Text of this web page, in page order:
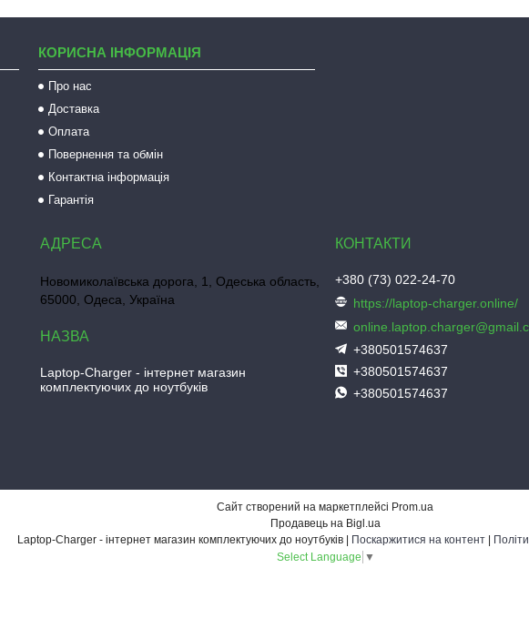
КОРИСНА ІНФОРМАЦІЯ
Про нас
Доставка
Оплата
Повернення та обмін
Контактна інформація
Гарантія
Новомиколаївська дорога, 1, Одеська область,
65000, Одеса, Україна
Laptop-Charger - інтернет магазин
комплектуючих до ноутбуків
+380 (73) 022-24-70
https://laptop-charger.online/
+380501574637
+380501574637
+380501574637
Сайт створений на маркетплейсі Prom.ua
Продавець на Bigl.ua
Поскаржитися на контент
Select Language ▼